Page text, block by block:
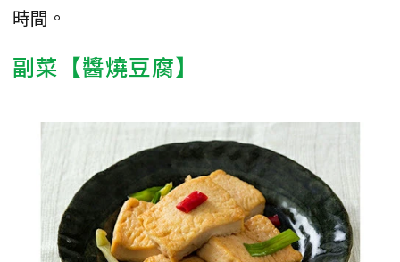
時間。
副菜【醬燒豆腐】